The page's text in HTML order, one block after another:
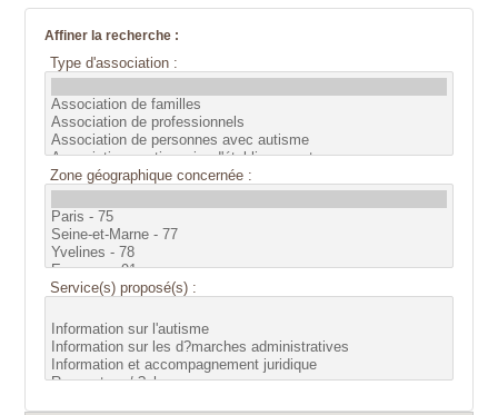
Affiner la recherche :
Type d'association :
Zone géographique concernée :
Service(s) proposé(s) :